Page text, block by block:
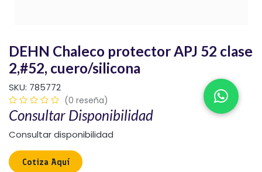
DEHN Chaleco protector APJ 52 clase
2,#52, cuero/silicona
SKU: 785772
(0 reseña)
Consultar Disponibilidad
Consultar disponibilidad
Cotiza Aquí​